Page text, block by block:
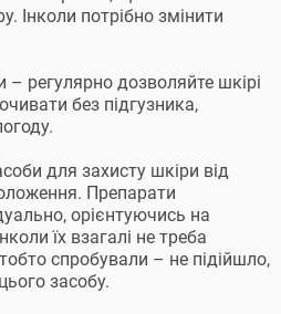
Інколи потрібно змінити
– регулярно дозволяйте шкірі
без підгузника,
для захисту шкіри від
Препарати
орієнтуючись на
їх взагалі не треба
спробували – не підійшло,
засобу.